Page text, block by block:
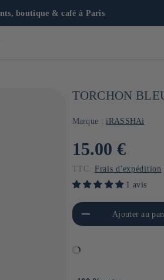
🍙 Restaurants,
TORCHON
Marque : iRASSHAi
Prix
habituel
15.00 €
TTC. Frais d'expédition
1 avis
Réduire la quantité de Default
Title
Ajouter au